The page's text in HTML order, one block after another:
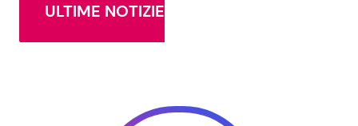
ULTIME NOTIZIE